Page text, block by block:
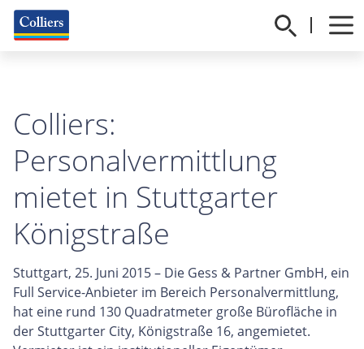
Colliers:
Personalvermittlung
mietet in Stuttgarter
Königstraße
Stuttgart, 25. Juni 2015 – Die Gess & Partner GmbH, ein
Full Service-Anbieter im Bereich Personalvermittlung,
hat eine rund 130 Quadratmeter große Bürofläche in
der Stuttgarter City, Königstraße 16, angemietet.